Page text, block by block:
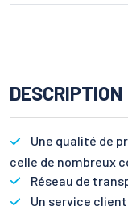
DESCRIPTION
Une qualité de
celle de nombreux
Réseau de
Un service